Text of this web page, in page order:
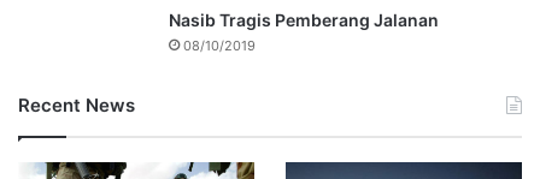
Nasib Tragis Pemberang Jalanan
08/10/2019
Recent News